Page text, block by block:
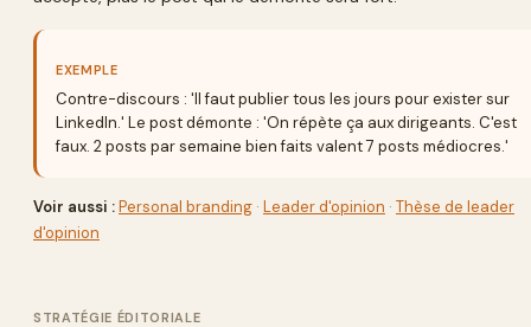
EXEMPLE
Contre-discours : 'Il faut publier tous les jours pour exister sur
LinkedIn.' Le post démonte : 'On répète ça aux dirigeants. C'est
faux. 2 posts par semaine bien faits valent 7 posts médiocres.'
Voir aussi :Personal branding · Leader d'opinion · Thèse de leader
d'opinion
STRATÉGIE ÉDITORIALE